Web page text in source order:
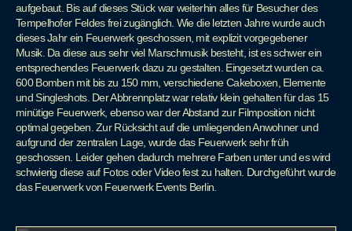
aufgebaut. Bis auf dieses Stück war weiterhin alles für Besucher des
Tempelhofer Feldes frei zugänglich. Wie die letzten Jahre wurde auch
dieses Jahr ein Feuerwerk geschossen, mit explizit vorgegebener
Musik. Da diese aus sehr viel Marschmusik besteht, ist es schwer ein
entsprechendes Feuerwerk dazu zu gestalten. Eingesetzt wurden ca.
600 Bomben mit bis zu 150 mm, verschiedene Cakeboxen, Elemente
und Singleshots. Der Abbrennplatz war relativ klein gehalten für das 15
minütige Feuerwerk, ebenso war der Abstand zur Filmposition nicht
optimal gegeben. Zur Rücksicht auf die umliegenden Anwohner und
aufgrund der zentralen Lage, wurde das Feuerwerk sehr früh
geschossen. Leider gehen dadurch mehrere Farben unter und es wird
schwierig diese auf Fotos oder Video fest zu halten. Durchgeführt wurde
das Feuerwerk von Feuerwerk Events Berlin.